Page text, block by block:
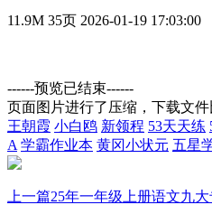
11.9M 35页 2026-01-19 17:03:00
------预览已结束------
页面图片进行了压缩，下载文
王朝霞 小白鸥 新领程 53天天练
A 学霸作业本 黄冈小状元 五星
上一篇25年一年级上册语文九大